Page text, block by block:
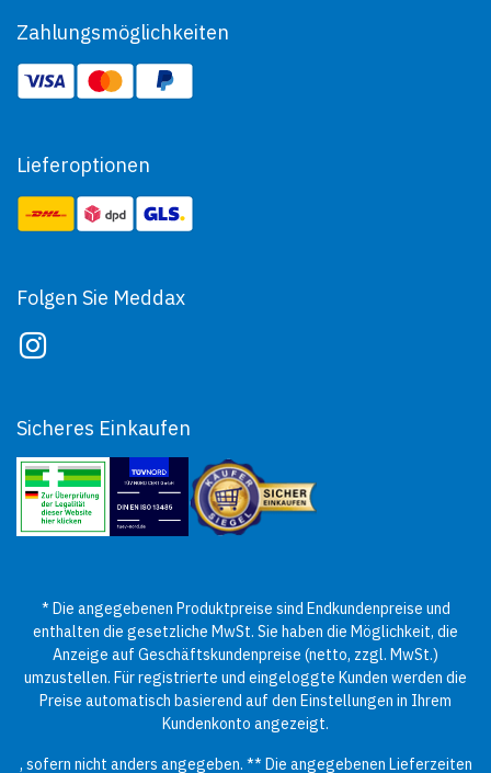
Zahlungsmöglichkeiten
Lieferoptionen
Folgen Sie Meddax
Sicheres Einkaufen
* Die angegebenen Produktpreise sind Endkundenpreise und
enthalten die gesetzliche MwSt. Sie haben die Möglichkeit, die
Anzeige auf Geschäftskundenpreise (netto, zzgl. MwSt.)
umzustellen. Für registrierte und eingeloggte Kunden werden die
Preise automatisch basierend auf den Einstellungen in Ihrem
Kundenkonto angezeigt.
, sofern nicht anders angegeben. ** Die angegebenen Lieferzeiten